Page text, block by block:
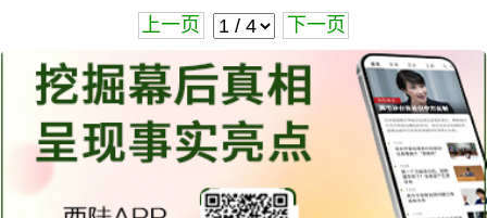
上一页 下一页